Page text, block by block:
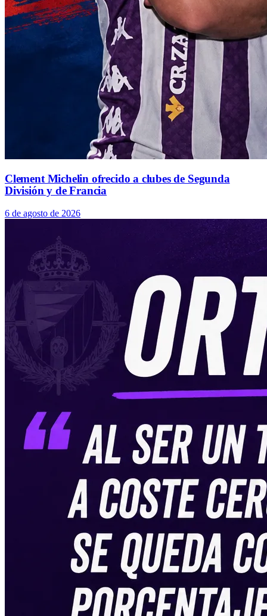
Clement Michelin ofrecido a clubes de Segunda
División y de Francia
6 de agosto de 2026